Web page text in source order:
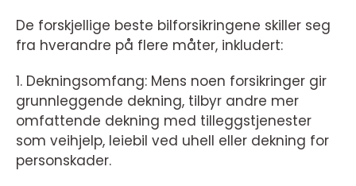
De forskjellige beste bilforsikringene skiller seg
fra hverandre på flere måter, inkludert:
1. Dekningsomfang: Mens noen forsikringer gir
grunnleggende dekning, tilbyr andre mer
omfattende dekning med tilleggstjenester
som veihjelp, leiebil ved uhell eller dekning for
personskader.